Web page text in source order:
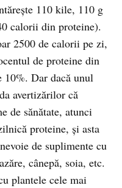
110 kile, 110 g
calorii din proteine).
2500 de calorii pe zi,
de proteine din
Dar dacă unul
avertizărilor că
de sănătate, atunci
proteine, și asta
de suplimente cu
cânepă, soia, etc.
plantele cele mai